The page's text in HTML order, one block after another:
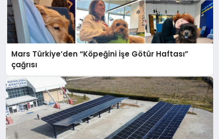
Mars Türkiye’den “Köpeğini İşe Götür Haftası”
çağrısı